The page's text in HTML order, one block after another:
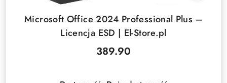
Microsoft Office 2024 Professional Plus –
Licencja ESD | El-Store.pl
Cena:
389.90